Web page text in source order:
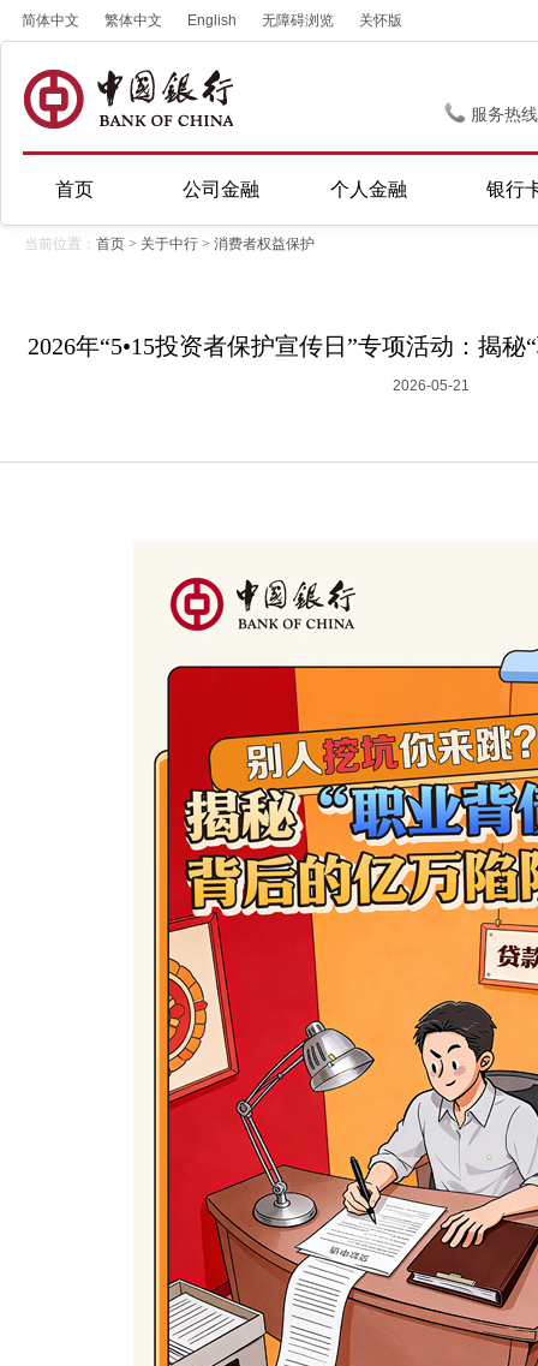
简体中文 繁体中文 English 无障碍浏览 关怀版
服务热
首页 公司金融 个人金融 银行
当前位置： 首页 > 关于中行 > 消费者权益保护
2026年“5•15投资者保护宣传日”专项活动：揭
2026-05-21